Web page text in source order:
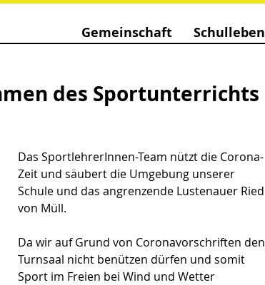
des Sportunterrichts
Das SportlehrerInnen-Team nützt die Corona-
Zeit und säubert die Umgebung unserer
Schule und das angrenzende Lustenauer Ried
von Müll.
Da wir auf Grund von Coronavorschriften den
Turnsaal nicht benützen dürfen und somit
Sport im Freien bei Wind und Wetter
Gemeinschaft Schulleben